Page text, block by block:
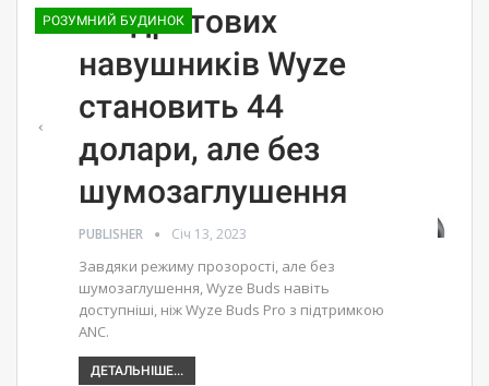
РОЗУМНИЙ БУДИНОК
бездротових
навушників Wyze
становить 44
долари, але без
шумозаглушення
PUBLISHER Січ 13, 2023
Завдяки режиму прозорості, але без
шумозаглушення, Wyze Buds навіть
доступніші, ніж Wyze Buds Pro з підтримкою
ANC.
ДЕТАЛЬНІШЕ...